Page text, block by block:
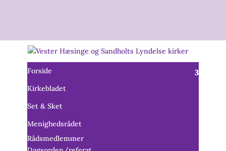
Forside
Kirkebladet
Set & Sket
Menighedsrådet
Rådsmedlemmer